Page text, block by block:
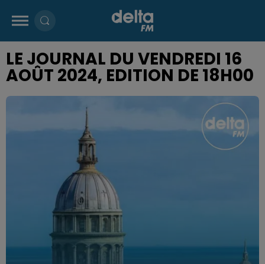
LE JOURNAL DU VENDREDI 16
AOÛT 2024, EDITION DE 18H00